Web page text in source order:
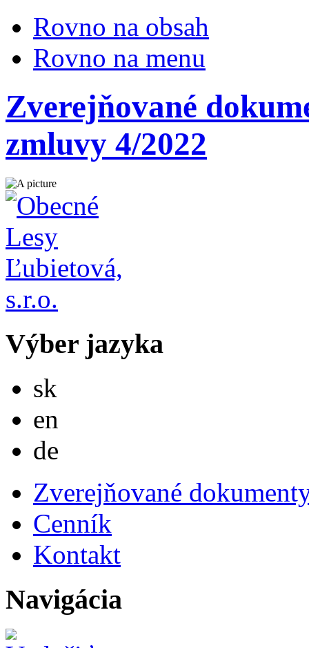
Rovno na obsah
Rovno na menu
Zverejňované
zmluvy 4/2022
Výber jazyka
sk
en
de
Zverejňované
Cenník
Kontakt
Navigácia